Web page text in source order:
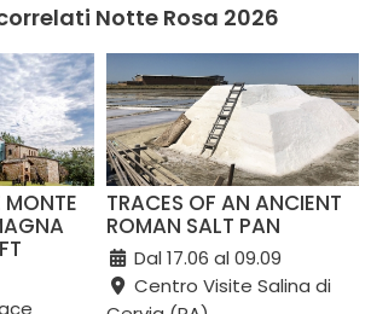
Notte Rosa 2026
TRACES OF AN ANCIENT
ROMAN SALT PAN
Dal 17.06 al 09.09
Centro Visite Salina di